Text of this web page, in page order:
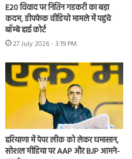
E20 विवाद पर नितिन गडकरी का बड़ा
कदम, डीपफेक वीडियो मामले में पहुंचे
बॉम्बे हाई कोर्ट
27 July 2026 - 3:19 PM
हरियाणा में पेपर लीक को लेकर घमासान,
सोशल मीडिया पर AAP और BJP आमने-